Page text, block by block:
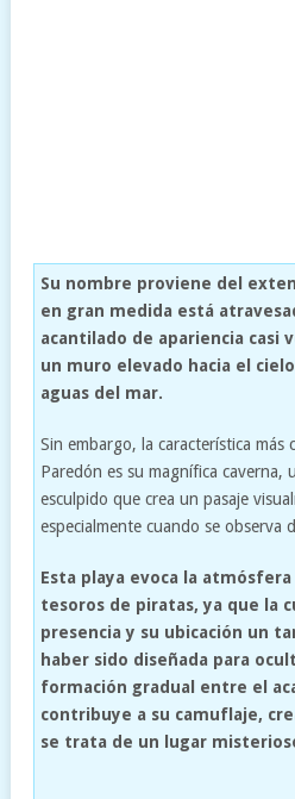
Su nombre proviene del
en gran medida está
acantilado de apariencia casi
un muro elevado hacia el
aguas del mar.
Sin embargo, la característica más
Paredón es su magnífica caverna,
esculpido que crea un pasaje
especialmente cuando se observa
Esta playa evoca la
tesoros de piratas, ya que la
presencia y su ubicación un
haber sido diseñada para
formación gradual entre el
contribuye a su camuflaje,
se trata de un lugar